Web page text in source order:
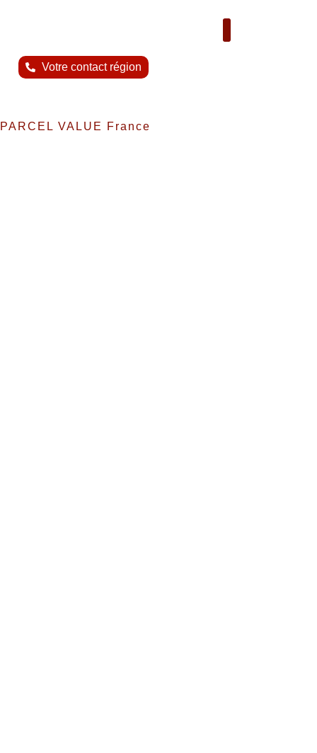
Votre contact région
PARCEL VALUE France